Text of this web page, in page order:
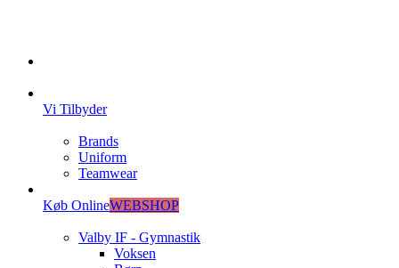
Vi Tilbyder
Brands
Uniform
Teamwear
Køb OnlineWEBSHOP
Valby IF - Gymnastik
Voksen